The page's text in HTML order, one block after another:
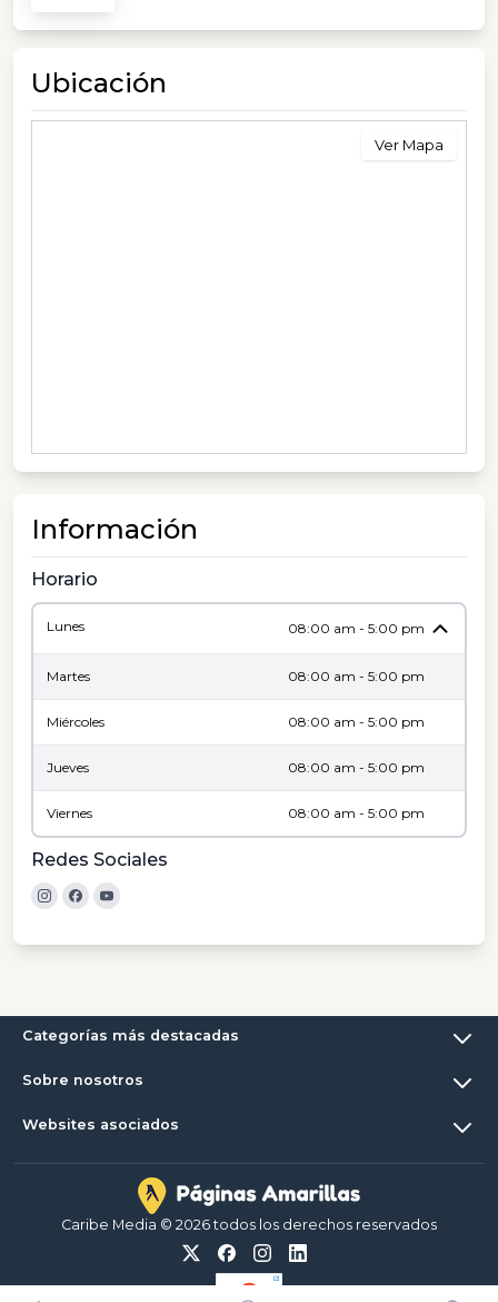
Ubicación
Ver Mapa
Información
Horario
Lunes 08:00 am - 5:00 pm
Martes 08:00 am - 5:00 pm
Miércoles 08:00 am - 5:00 pm
Jueves 08:00 am - 5:00 pm
Viernes 08:00 am - 5:00 pm
Redes Sociales
Categorías más destacadas
Sobre nosotros
Websites asociados
Caribe Media © 2026 todos los derechos reservados